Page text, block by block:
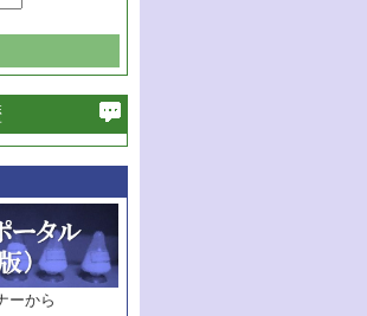
必ず含む
巻
ーから